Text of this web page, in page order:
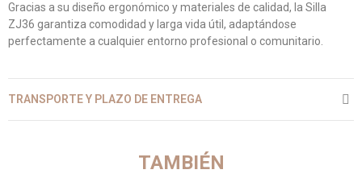
Gracias a su diseño ergonómico y materiales de calidad, la Silla
ZJ36 garantiza comodidad y larga vida útil, adaptándose
perfectamente a cualquier entorno profesional o comunitario.
TRANSPORTE Y PLAZO DE ENTREGA
TAMBIÉN